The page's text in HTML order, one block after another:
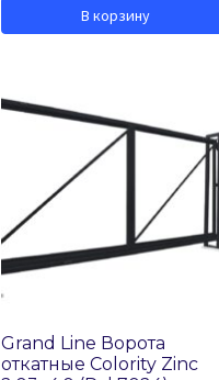
В корзину
Grand Line Ворота
откатные Colority Zinc